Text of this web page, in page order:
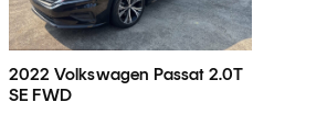
2022 Volkswagen Passat 2.0T
SE FWD